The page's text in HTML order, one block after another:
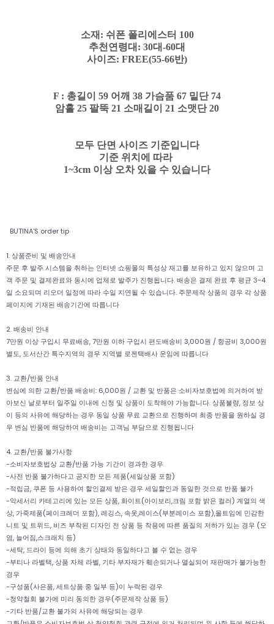
소재: 쉬폰 폴리에스터 100
추천연령대: 30대-60대
사이즈: FREE(55-66반)
F : 총길이 59 어깨 38 가슴품 67 밑단 74
암홀 25 팔뚝 21 소매길이 21 소맷단 20
모두 단면 사이즈 기준입니다
기준 위치에 따라
1~3cm 이상 오차 있을 수 있습니다
BUTINA'S order tip
1. 상품준비 및 배송안내
주문 후 발주 시스템을 취하는 인터넷 쇼핑몰의 특성상 재고를 보유하고 있지 않으며 고
객 주문 및 결제완료와 동시에 업체로 발주가 진행됩니다. 배송은 결제 완료 후 평균 3~4
일 소요되며 리오더 일정에 따라 수일 지연될 수 있습니다. 주문제작 상품의 경우 각 상품
페이지에 기재된 배송기간에 따릅니다
2. 배송비 안내
7만원 이상 구입시 무료배송, 7만원 이하 구입시 편도배송비 3,000원 / 항공비 3,000원
별도, 도서산간 특수지역의 경우 지역별 로젠택배사 운임에 따릅니다
3. 교환/반품 안내
변심에 의한 교환/반품 배송비: 6,000원 / 교환 및 반품은 소비자보호법에 의거하여 받
아보신 날로부터 일주일 이내에 신청 및 상품이 도착해야 가능합니다. 상품불량, 정보 상
이 등의 사유에 해당하는 경우 동일 상품 무료 교환으로 진행하며 최종 반품을 원하실 경
우 변심 반품에 해당하여 배송비는 고객님 부담으로 진행됩니다
4. 교환/반품 불가사항
-소비자보호법상 교환/반품 가능 기간이 경과한 경우
-사전 반품 불가하다고 공지한 모든 제품(세일상품 포함)
-적립금, 쿠폰 등 사용하여 할인결제 받은 경우 세일할인과 동일한 것으로 반품 불가
-악세서리 카테고리에 있는 모든 상품, 화이트(아이보리,크림 포함 밝은 컬러) 계열의 색
상, 가죽제품(페이크레더 포함), 레깅스, 속옷,레이스(부분레이스 포함),올트임에 민감한
니트 및 트위드, 비즈 부착된 디자인 전 상품 등 착용에 따른 품질의 저하가 있는 경우 (오
염, 늘어짐,스크래치 등)
-세탁, 드라이 등에 의해 초기 상태와 동일하다고 볼 수 없는 경우
-부티나 라벨택, 상품 자체 라벨, 기타 부자재가 훼손되거나 멸실되어 재판매가 불가능한
경우
-구성품(사은품, 세트상품 중 일부 등)이 누락된 경우
-청약철회 불가에 미리 동의한 경우(주문제작 상품 등)
-기타 반품/교환 불가의 사유에 해당되는 경우